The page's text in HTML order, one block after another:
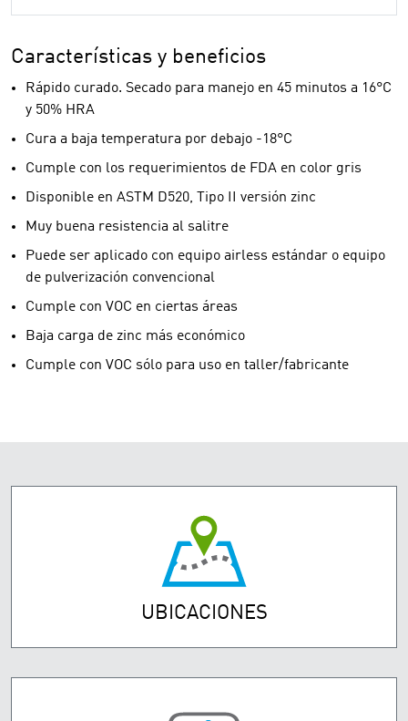
Características y beneficios
Rápido curado. Secado para manejo en 45 minutos a 16°C
y 50% HRA
Cura a baja temperatura por debajo -18°C
Cumple con los requerimientos de FDA en color gris
Disponible en ASTM D520, Tipo II versión zinc
Muy buena resistencia al salitre
Puede ser aplicado con equipo airless estándar o equipo
de pulverización convencional
Cumple con VOC en ciertas áreas
Baja carga de zinc más económico
Cumple con VOC sólo para uso en taller/fabricante
UBICACIONES